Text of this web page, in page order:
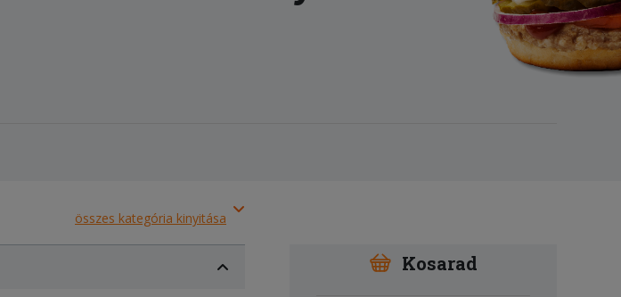
összes kategória kinyitása
Kosarad